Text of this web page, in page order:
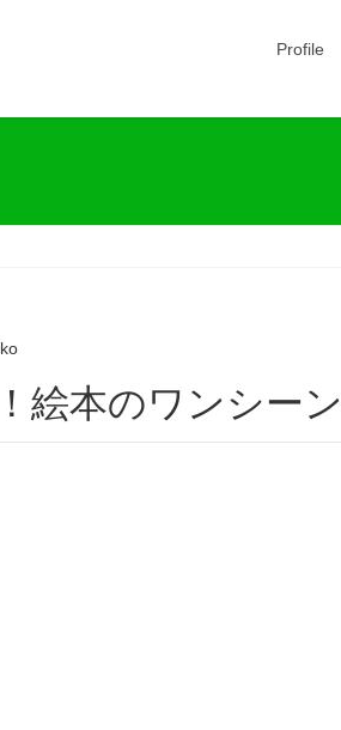
Profile
絵本のワンシーン